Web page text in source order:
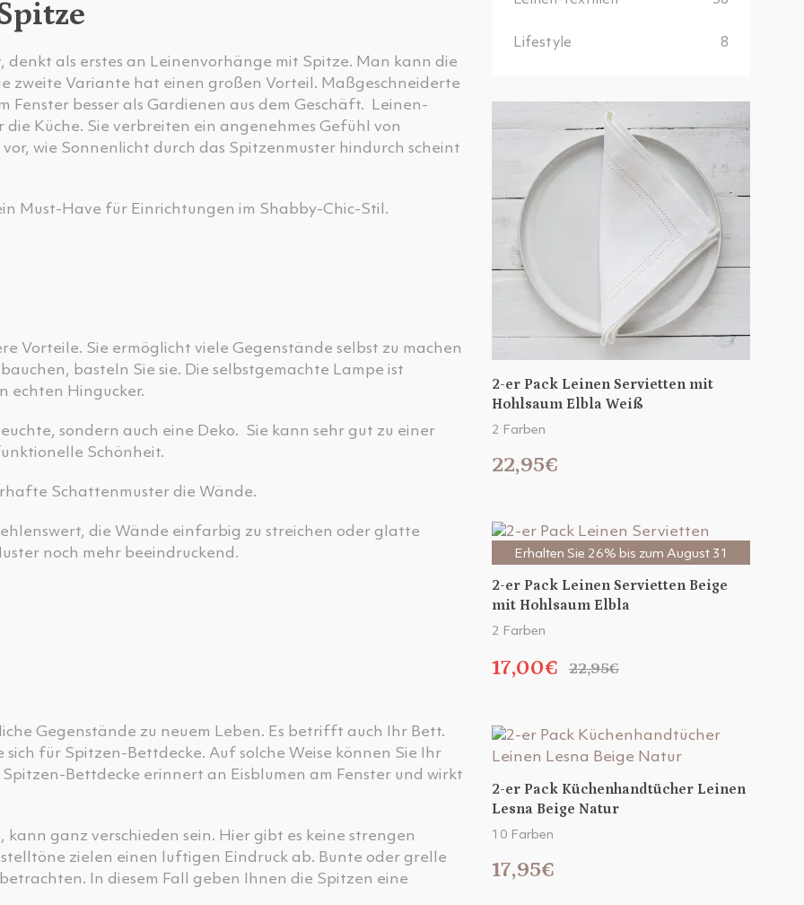
denkt als erstes an Leinenvorhänge mit Spitze. Man kann die
zweite Variante hat einen großen Vorteil. Maßgeschneiderte
Fenster besser als Gardienen aus dem Geschäft. Leinen-
Küche. Sie verbreiten ein angenehmes Gefühl von
wie Sonnenlicht durch das Spitzenmuster hindurch scheint
Must-Have für Einrichtungen im Shabby-Chic-Stil.
Vorteile. Sie ermöglicht viele Gegenstände selbst zu machen
basteln Sie sie. Die selbstgemachte Lampe ist
echten Hingucker.
sondern auch eine Deko. Sie kann sehr gut zu einer
Schönheit.
Schattenmuster die Wände.
die Wände einfarbig zu streichen oder glatte
noch mehr beeindruckend.
Gegenstände zu neuem Leben. Es betrifft auch Ihr Bett.
für Spitzen-Bettdecke. Auf solche Weise können Sie Ihr
Bettdecke erinnert an Eisblumen am Fenster und wirkt
ganz verschieden sein. Hier gibt es keine strengen
zielen einen luftigen Eindruck ab. Bunte oder grelle
In diesem Fall geben Ihnen die Spitzen eine
Lifestyle 8
2-er Pack Leinen Servietten mit
Hohlsaum Elbla Weiß
2 Farben
22,95€
Erhalten Sie 26% bis zum August 31
2-er Pack Leinen Servietten Beige
mit Hohlsaum Elbla
2 Farben
17,00€ 22,95€
2-er Pack Küchenhandtücher Leinen
Lesna Beige Natur
10 Farben
17,95€